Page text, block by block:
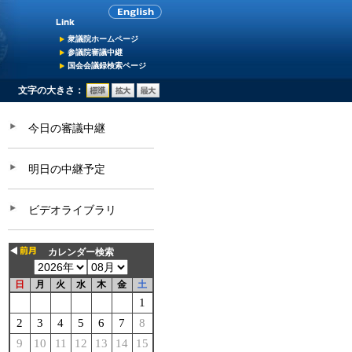
衆議院ホームページ
参議院審議中継
国会会議録検索ページ
文字の大きさ：
今日の審議中継
明日の中継予定
ビデオライブラリ
カレンダー検索
日 月 火 水 木 金 土
1
2
3 4 5 6 7
8
9
10 11 12 13 14
15